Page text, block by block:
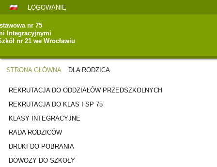
LOGOWANIE
nr 75
Integracyjnymi
nr 21 we Wrocławiu
STRONA GŁÓWNA DLA RODZICA
DLA
RODZICA
REKRUTACJA DO ODDZIAŁÓW PRZEDSZKOLNYCH
REKRUTACJA DO KLAS I SP 75
KLASY INTEGRACYJNE
RADA RODZICÓW
DRUKI DO POBRANIA
DOWOZY DO SZKOŁY